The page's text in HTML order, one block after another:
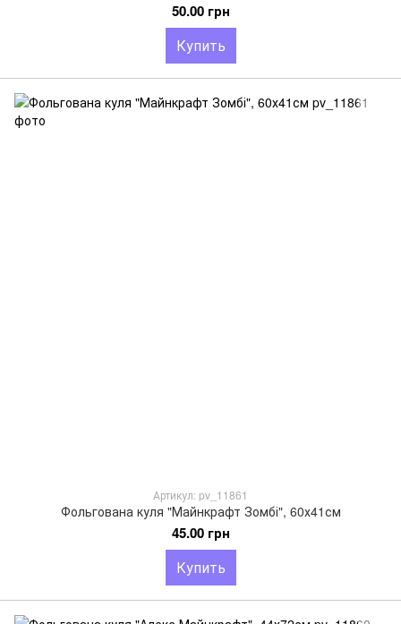
50.00 грн
Купить
Артикул: pv_11861
Фольгована куля "Майнкрафт Зомбі", 60х41см
45.00 грн
Купить